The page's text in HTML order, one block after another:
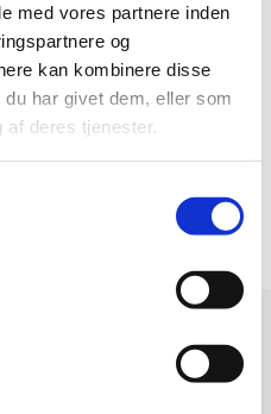
med vores partnere inden
og
kan kombinere disse
har givet dem, eller som
af deres tjenester.
i hver ende, som også
til kæden.
lavet i rustfri stål, som gør
at bryde op.
gang om måneden